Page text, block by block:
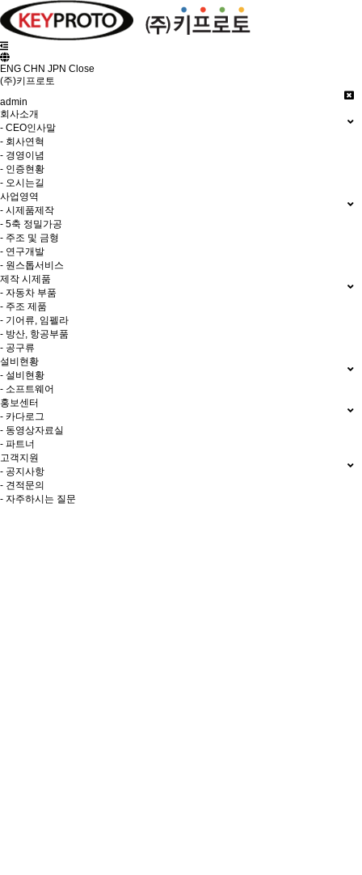
ENG CHN JPN Close
(주)키프로토
admin
회사소개
- CEO인사말
- 회사연혁
- 경영이념
- 인증현황
- 오시는길
사업영역
- 시제품제작
- 5축 정밀가공
- 주조 및 금형
- 연구개발
- 원스톱서비스
제작 시제품
- 자동차 부품
- 주조 제품
- 기어류, 임펠라
- 방산, 항공부품
- 공구류
설비현황
- 설비현황
- 소프트웨어
홍보센터
- 카다로그
- 동영상자료실
- 파트너
고객지원
- 공지사항
- 견적문의
- 자주하시는 질문